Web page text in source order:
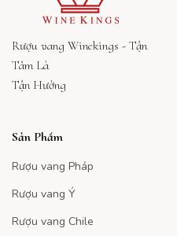
Rượu vang Winekings - Tận
Tâm Là
Tận Hưởng
Sản Phẩm
Rượu vang Pháp
Rượu vang Ý
Rượu vang Chile